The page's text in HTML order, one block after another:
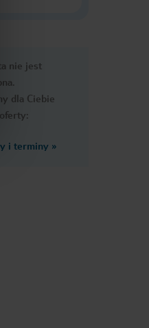
nie jest
dla Ciebie
i terminy »